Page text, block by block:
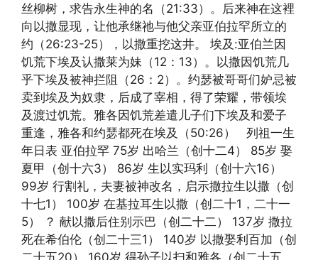
丝柳树，求告永生神的名（21:33）。后来神在这裡
向以撒显现，让他承继祂与他父亲亚伯拉罕所立的
约（26:23-25），以撒重挖这井。 埃及:亚伯兰因
饥荒下埃及认撒莱为妹（12：13）。以撒因饥荒几
乎下埃及被神拦阻（26：2）。约瑟被哥哥们妒忌被
卖到埃及为奴隶，后成了宰相，得了荣耀，带领埃
及渡过饥荒。雅各因饥荒差遣儿子们下埃及和爱子
重逢，雅各和约瑟都死在埃及（50:26） 列祖一生
年日表 亚伯拉罕 75岁 出哈兰（创十二4） 85岁 娶
夏甲（创十六3） 86岁 生以实玛利（创十六16）
99岁 行割礼，夫妻被神改名，启示撒拉生以撒（创
十七1） 100岁 在基拉耳生以撒（创二十1，二十一
5） ？ 献以撒后住别示巴（创二十二） 137岁 撒拉
死在希伯伦（创二十三1） 140岁 以撒娶利百加（创
二十五20） 160岁 得孙子以扫和雅各（创二十五